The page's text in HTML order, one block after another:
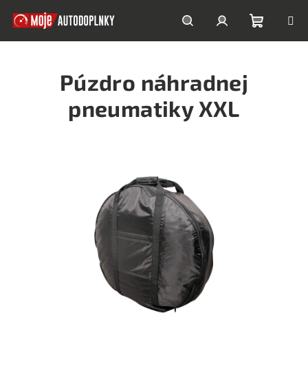
HľadaťPrihlásenie
Púzdro náhradnej
pneumatiky XXL